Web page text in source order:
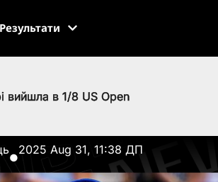
Результати
вийшла в 1/8 US Open
●
2025 Aug 31, 11:38 ДП